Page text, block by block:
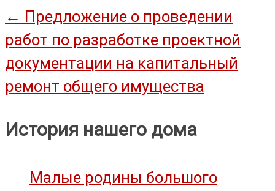
Навигация
по
записям
← Предложение о проведении
работ по разработке проектной
документации на капитальный
ремонт общего имущества
История нашего дома
Малые родины большого